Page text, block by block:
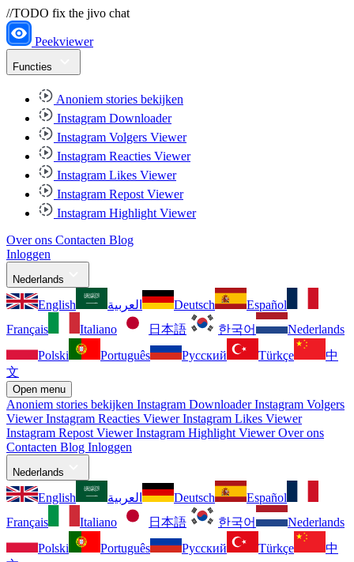
//TODO fix the jivo chat
Peekviewer
Functies
Anoniem stories bekijken
Instagram Downloader
Instagram Volgers Viewer
Instagram Reacties Viewer
Instagram Likes Viewer
Instagram Repost Viewer
Instagram Highlight Viewer
Over ons Contacten Blog
Inloggen
Nederlands
English العربية Deutsch
Español
Français
Italiano 日本語 한국어
Nederlands
Polski
Português Русский Türkçe
中
文
Open menu
Anoniem stories bekijken Instagram DownloaderInstagram Volgers
ViewerInstagram Reacties ViewerInstagram Likes Viewer
Instagram Repost ViewerInstagram Highlight ViewerOver ons
Contacten Blog Inloggen
Nederlands
English العربية Deutsch
Español
Français
Italiano 日本語 한국어
Nederlands
Polski
Português Русский Türkçe
中